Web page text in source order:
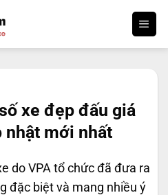
xe đẹp đấu giá
nhật mới nhất
do VPA tổ chức đã đưa ra
đặc biệt và mang nhiều ý